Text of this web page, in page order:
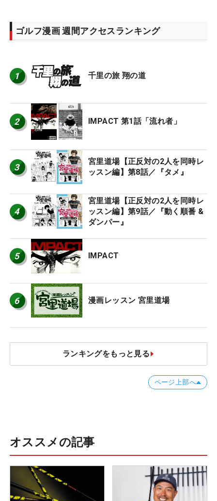
ゴルフ漫画 週間アクセスランキング
1 千里の旅 翔の道
2 IMPACT 第1話「流れ者」
3
宮里道場【正反対の2人を同時レ
ッスン編】第8話／『タメ』
4
宮里道場【正反対の2人を同時レ
ッスン編】第9話／『動く順番 &
ダンパー』
5 IMPACT
6 漫画レッスン 宮里道場
ランキングをもっと見る
ページ上部へ
オススメの記事